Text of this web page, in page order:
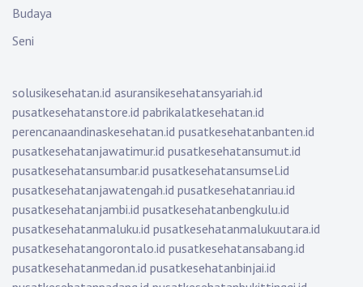
Budaya
Seni
solusikesehatan.id asuransikesehatansyariah.id
pusatkesehatanstore.id pabrikalatkesehatan.id
perencanaandinaskesehatan.id pusatkesehatanbanten.id
pusatkesehatanjawatimur.id pusatkesehatansumut.id
pusatkesehatansumbar.id pusatkesehatansumsel.id
pusatkesehatanjawatengah.id pusatkesehatanriau.id
pusatkesehatanjambi.id pusatkesehatanbengkulu.id
pusatkesehatanmaluku.id pusatkesehatanmalukuutara.id
pusatkesehatangorontalo.id pusatkesehatansabang.id
pusatkesehatanmedan.id pusatkesehatanbinjai.id